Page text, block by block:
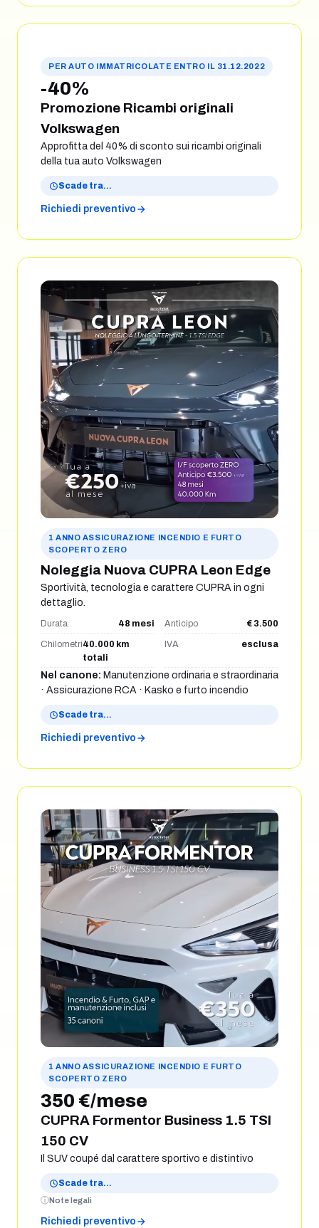
PER AUTO IMMATRICOLATE ENTRO IL 31.12.2022
-40%
Promozione Ricambi originali
Volkswagen
Approfitta del 40% di sconto sui ricambi originali
della tua auto Volkswagen
Scade tra…
Richiedi preventivo
1 ANNO ASSICURAZIONE INCENDIO E FURTO
SCOPERTO ZERO
Noleggia Nuova CUPRA Leon Edge
Sportività, tecnologia e carattere CUPRA in ogni
dettaglio.
Durata 48 mesi Anticipo € 3.500
Chilometri40.000 km
totali
IVA esclusa
Nel canone: Manutenzione ordinaria e straordinaria
· Assicurazione RCA · Kasko e furto incendio
Scade tra…
Richiedi preventivo
1 ANNO ASSICURAZIONE INCENDIO E FURTO
SCOPERTO ZERO
350 €/mese
CUPRA Formentor Business 1.5 TSI
150 CV
Il SUV coupé dal carattere sportivo e distintivo
Scade tra…
Note legali
Richiedi preventivo